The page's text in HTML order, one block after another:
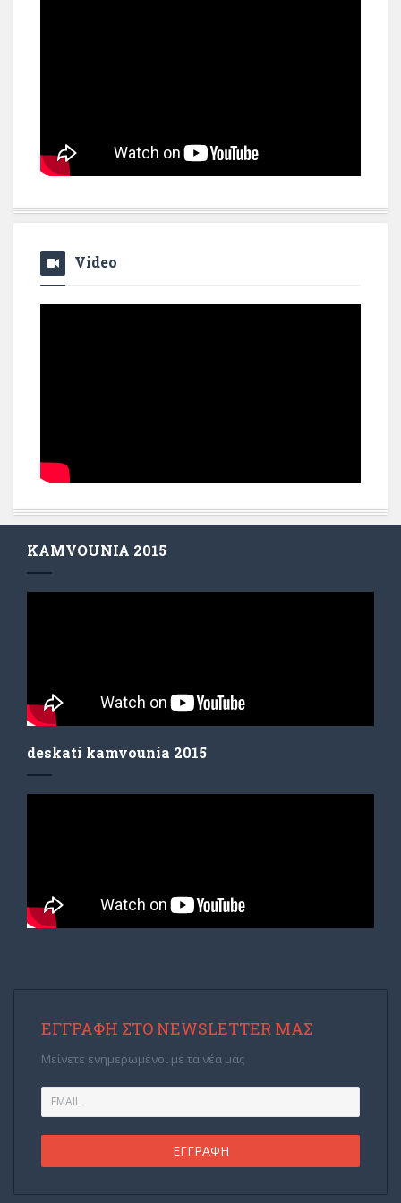
Video
KAMVOUNIA 2015
deskati kamvounia 2015
ΕΓΓΡΑΦΉ ΣΤΟ NEWSLETTER ΜΑΣ
Μείνετε ενημερωμένοι με τα νέα μας